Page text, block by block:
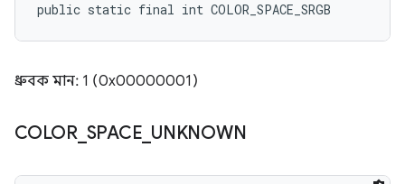
public static final int COLOR_SPACE_SRGB
ধ্রুবক মান: 1 (0x00000001)
COLOR_ SPACE UNKNOWN